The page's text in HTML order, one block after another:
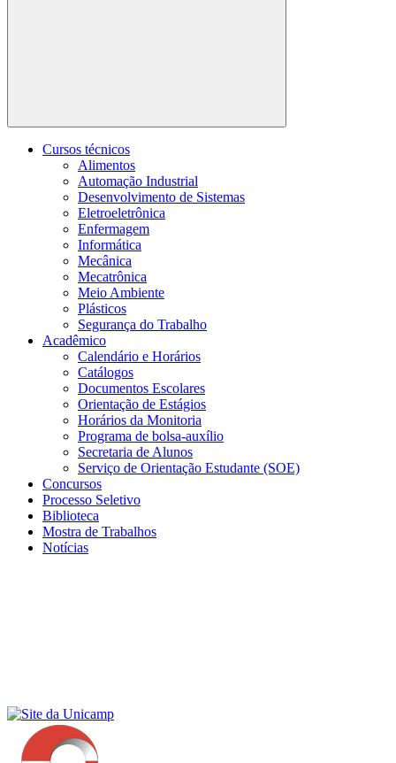
Buscar
Cursos técnicos
Alimentos
Automação Industrial
Desenvolvimento de Sistemas
Eletroeletrônica
Enfermagem
Informática
Mecânica
Mecatrônica
Meio Ambiente
Plásticos
Segurança do Trabalho
Acadêmico
Calendário e Horários
Catálogos
Documentos Escolares
Orientação de Estágios
Horários da Monitoria
Programa de bolsa-auxílio
Secretaria de Alunos
Serviço de Orientação Estudante (SOE)
Concursos
Processo Seletivo
Biblioteca
Mostra de Trabalhos
Notícias